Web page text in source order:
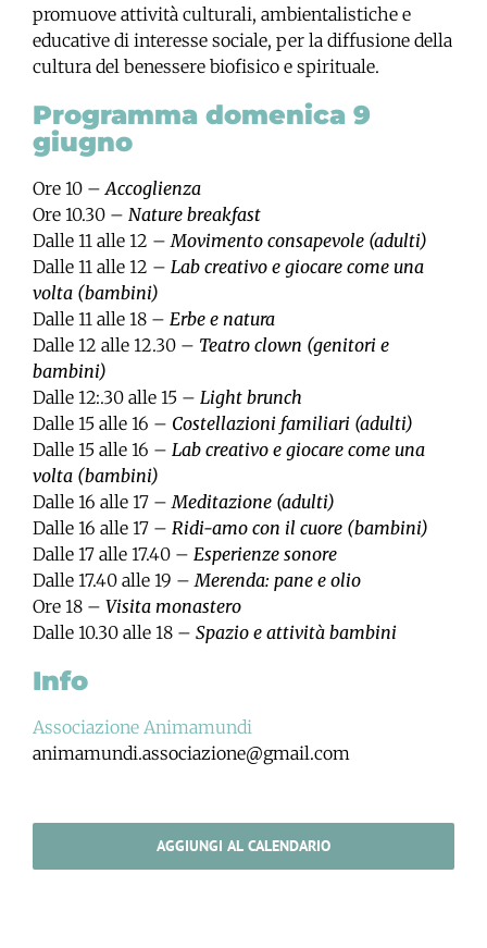
promuove attività culturali, ambientalistiche e
educative di interesse sociale, per la diffusione della
cultura del benessere biofisico e spirituale.
Programma domenica 9
giugno
Ore 10 – Accoglienza
Ore 10.30 – Nature breakfast
Dalle 11 alle 12 – Movimento consapevole (adulti)
Dalle 11 alle 12 – Lab creativo e giocare come una
volta (bambini)
Dalle 11 alle 18 – Erbe e natura
Dalle 12 alle 12.30 – Teatro clown (genitori e
bambini)
Dalle 12:.30 alle 15 – Light brunch
Dalle 15 alle 16 – Costellazioni familiari (adulti)
Dalle 15 alle 16 – Lab creativo e giocare come una
volta (bambini)
Dalle 16 alle 17 – Meditazione (adulti)
Dalle 16 alle 17 – Ridi-amo con il cuore (bambini)
Dalle 17 alle 17.40 – Esperienze sonore
Dalle 17.40 alle 19 – Merenda: pane e olio
Ore 18 – Visita monastero
Dalle 10.30 alle 18 – Spazio e attività bambini
Info
Associazione Animamundi
animamundi.associazione@gmail.com
AGGIUNGI AL CALENDARIO